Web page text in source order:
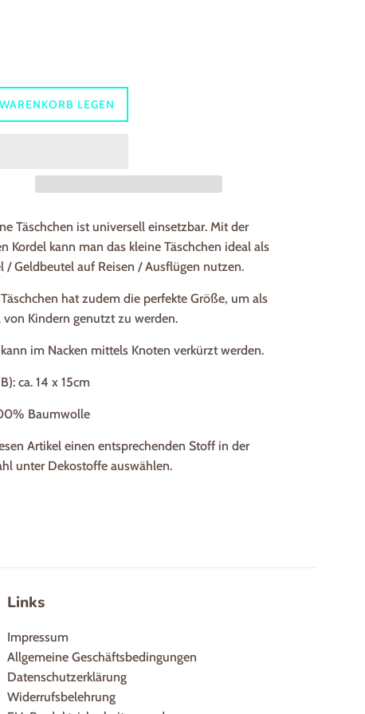
LEGEN
Täschchen ist universell einsetzbar. Mit der
Kordel kann man das kleine Täschchen ideal als
/ Geldbeutel auf Reisen / Ausflügen nutzen.
hat zudem die perfekte Größe, um als
von Kindern genutzt zu werden.
im Nacken mittels Knoten verkürzt werden.
ca. 14 x 15cm
Baumwolle
Artikel einen entsprechenden Stoff in der
unter Dekostoffe auswählen.
teilen
Links
Impressum
Allgemeine Geschäftsbedingungen
Datenschutzerklärung
Widerrufsbelehrung